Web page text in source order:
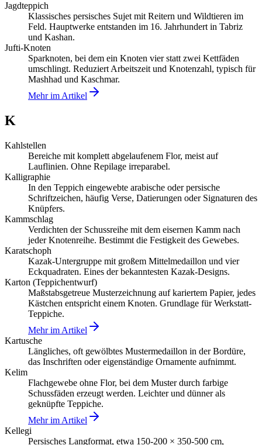
Jagdteppich
Klassisches persisches Sujet mit Reitern und Wildtieren im
Feld. Hauptwerke entstanden im 16. Jahrhundert in Tabriz
und Kashan.
Jufti-Knoten
Sparknoten, bei dem ein Knoten vier statt zwei Kettfäden
umschlingt. Reduziert Arbeitszeit und Knotenzahl, typisch für
Mashhad und Kaschmar.
Mehr im Artikel
K
Kahlstellen
Bereiche mit komplett abgelaufenem Flor, meist auf
Lauflinien. Ohne Repilage irreparabel.
Kalligraphie
In den Teppich eingewebte arabische oder persische
Schriftzeichen, häufig Verse, Datierungen oder Signaturen des
Knüpfers.
Kammschlag
Verdichten der Schussreihe mit dem eisernen Kamm nach
jeder Knotenreihe. Bestimmt die Festigkeit des Gewebes.
Karatschoph
Kazak-Untergruppe mit großem Mittelmedaillon und vier
Eckquadraten. Eines der bekanntesten Kazak-Designs.
Karton (Teppichentwurf)
Maßstabsgetreue Musterzeichnung auf kariertem Papier, jedes
Kästchen entspricht einem Knoten. Grundlage für Werkstatt-
Teppiche.
Mehr im Artikel
Kartusche
Längliches, oft gewölbtes Mustermedaillon in der Bordüre,
das Inschriften oder eigenständige Ornamente aufnimmt.
Kelim
Flachgewebe ohne Flor, bei dem Muster durch farbige
Schussfäden erzeugt werden. Leichter und dünner als
geknüpfte Teppiche.
Mehr im Artikel
Kellegi
Persisches Langformat, etwa 150-200 × 350-500 cm,